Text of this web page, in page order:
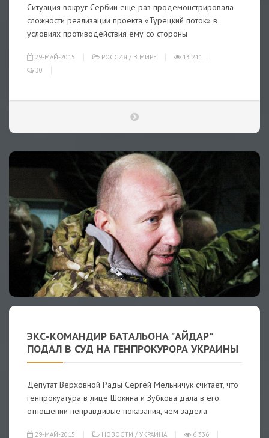
Ситуация вокруг Сербии еще раз продемонстрировала
сложности реализации проекта «Турецкий поток» в
условиях противодействия ему со стороны
29-МАЙ-2015 РОССИЯ / В МИРЕ
13 211
30
ЭКС-КОМАНДИР БАТАЛЬОНА "АЙДАР"
ПОДАЛ В СУД НА ГЕНПРОКУРОРА УКРАИНЫ
Депутат Верховной Рады Сергей Мельничук считает, что
генпрокуатура в лице Шокина и Зубкова дала в его
отношении неправдивые показания, чем задела
29-МАЙ-2015 НОВОСТИ / УКРАИНА 6 336